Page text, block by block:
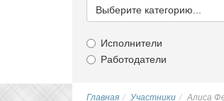
категорию...
Выберите категорию...
Исполнители
Работодатели
Главная Участники Алиса